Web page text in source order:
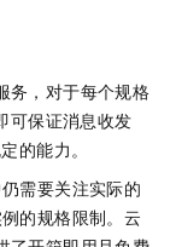
务，对于每个规格
可保证消息收发
的能力。
需要关注实际的
的规格限制。 云